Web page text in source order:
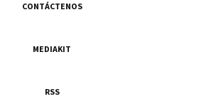
CONTÁCTENOS
MEDIAKIT
RSS